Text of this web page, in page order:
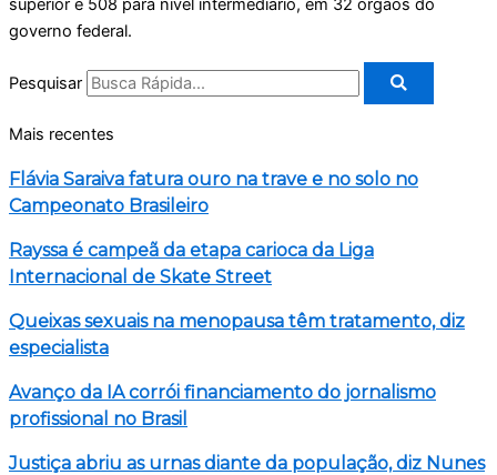
superior e 508 para nível intermediário, em 32 órgãos do
governo federal.
Pesquisar
Mais recentes
Flávia Saraiva fatura ouro na trave e no solo no
Campeonato Brasileiro
Rayssa é campeã da etapa carioca da Liga
Internacional de Skate Street
Queixas sexuais na menopausa têm tratamento, diz
especialista
Avanço da IA corrói financiamento do jornalismo
profissional no Brasil
Justiça abriu as urnas diante da população, diz Nunes